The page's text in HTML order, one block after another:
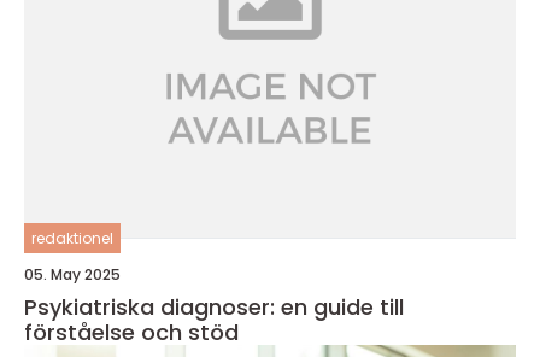
redaktionel
05. May 2025
Psykiatriska diagnoser: en guide till
förståelse och stöd